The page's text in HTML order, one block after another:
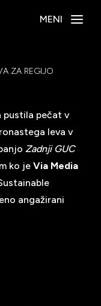
MENI
ZA REGIJO
pustila pečat v
leva v
Zadnji GUC
ko jeVia Media
angažirani